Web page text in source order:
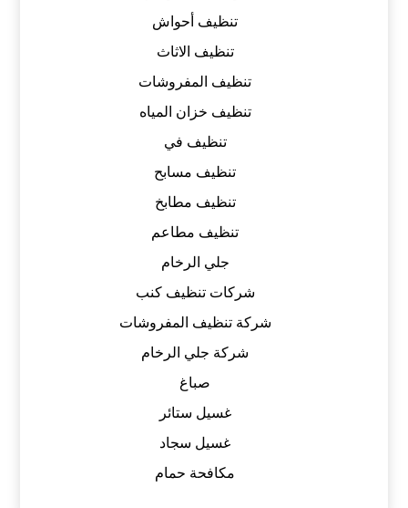
تنظيف أحواش
تنظيف الاثاث
تنظيف المفروشات
تنظيف خزان المياه
تنظيف في
تنظيف مسابح
تنظيف مطابخ
تنظيف مطاعم
جلي الرخام
شركات تنظيف كنب
شركة تنظيف المفروشات
شركة جلي الرخام
صباغ
غسيل ستائر
غسيل سجاد
مكافحة حمام